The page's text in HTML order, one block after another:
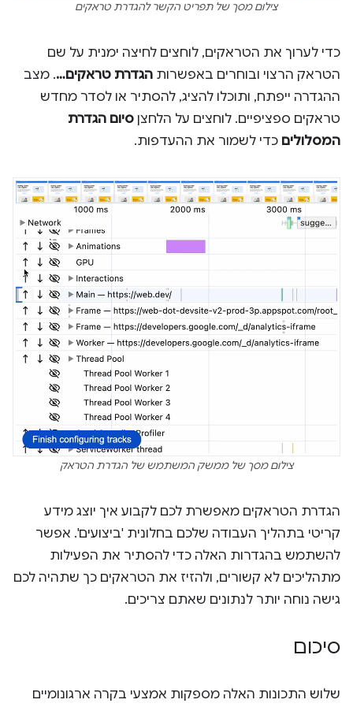
צילום מסך של תפריט הקשר להגדרת טראקים
כדי לערוך את הטראקים, לוחצים לחיצה ימנית על שם
הטראק הרצוי ובוחרים באפשרות הגדרת טראקים…. מצב
ההגדרה ייפתח, ותוכלו להציג, להסתיר או לסדר מחדש
טראקים ספציפיים. לוחצים על הלחצן סיום הגדרת
המסלולים כדי לשמור את ההעדפות.
צילום מסך של ממשק המשתמש של הגדרת הטראק
הגדרת הטראקים מאפשרת לכם לקבוע איך יוצג מידע
קריטי בתהליך העבודה שלכם בחלונית 'ביצועים'. אפשר
להשתמש בהגדרות האלה כדי להסתיר את הפעילות
מתהליכים לא קשורים, ולהזיז את הטראקים כך שתהיה לכם
גישה נוחה יותר לנתונים שאתם צריכים.
סיכום
שלוש התכונות האלה מספקות אמצעי בקרה ארגונומיים